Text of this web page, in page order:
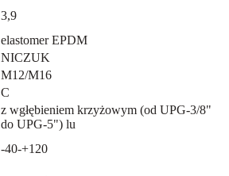
3,9
elastomer EPDM
NICZUK
M12/M16
C
z wgłębieniem krzyżowym (od UPG-3/8"
do UPG-5") lu
-40-+120